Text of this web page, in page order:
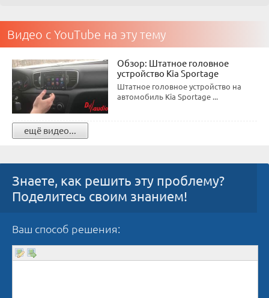
Видео с YouTube на эту тему
Обзор: Штатное головное
устройство Kia Sportage
Штатное головное устройство на
автомобиль Kia Sportage ...
ещё видео...
Знаете, как решить эту проблему?
Поделитесь своим знанием!
Ваш способ решения: